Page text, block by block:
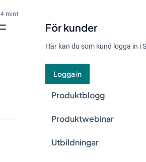
För kunder
Här kan du som kund logga in i
Logga in
Produktblogg
Produktwebinar
Utbildningar
Lästid
4 min